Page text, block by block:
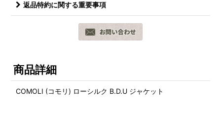
返品特約に関する重要事項
商品詳細
COMOLI (コモリ) ローシルク B.D.U ジャケット